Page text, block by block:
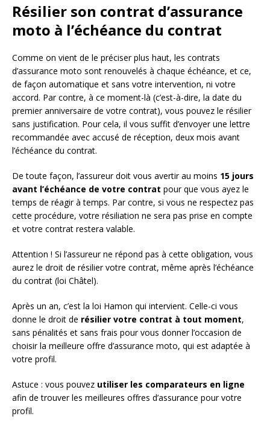
Résilier son contrat d’assurance
moto à l’échéance du contrat
Comme on vient de le préciser plus haut, les contrats
d’assurance moto sont renouvelés à chaque échéance, et ce,
de façon automatique et sans votre intervention, ni votre
accord. Par contre, à ce moment-là (c’est-à-dire, la date du
premier anniversaire de votre contrat), vous pouvez le résilier
sans justification. Pour cela, il vous suffit d’envoyer une lettre
recommandée avec accusé de réception, deux mois avant
l’échéance du contrat.
De toute façon, l’assureur doit vous avertir au moins 15 jours
avant l’échéance de votre contrat pour que vous ayez le
temps de réagir à temps. Par contre, si vous ne respectez pas
cette procédure, votre résiliation ne sera pas prise en compte
et votre contrat restera valable.
Attention ! Si l’assureur ne répond pas à cette obligation, vous
aurez le droit de résilier votre contrat, même après l’échéance
du contrat (loi Châtel).
Après un an, c’est la loi Hamon qui intervient. Celle-ci vous
donne le droit de résilier votre contrat à tout moment,
sans pénalités et sans frais pour vous donner l’occasion de
choisir la meilleure offre d’assurance moto, qui est adaptée à
votre profil.
Astuce : vous pouvez utiliser les comparateurs en ligne
afin de trouver les meilleures offres d’assurance pour votre
profil.